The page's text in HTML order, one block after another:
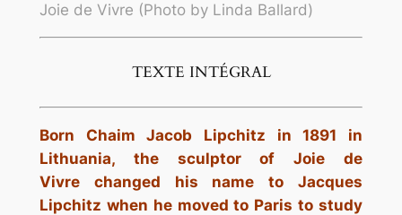
Joie de Vivre (Photo by Linda Ballard)
TEXTE INTÉGRAL
Born Chaim Jacob Lipchitz in 1891 in
Lithuania, the sculptor ofJoie de
Vivre changed his name to Jacques
Lipchitz when he moved to Paris to study